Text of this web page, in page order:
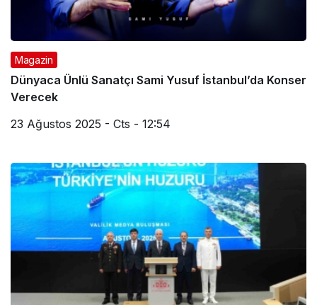
Magazin
Dünyaca Ünlü Sanatçı Sami Yusuf İstanbul’da Konser
Verecek
23 Ağustos 2025 - Cts - 12:54